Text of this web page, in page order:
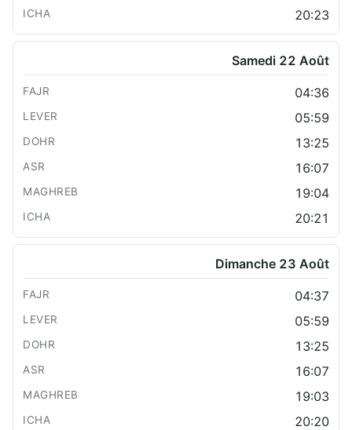
20:23
Samedi 22 Août
04:36
05:59
13:25
16:07
19:04
20:21
Dimanche 23 Août
04:37
05:59
13:25
16:07
19:03
20:20